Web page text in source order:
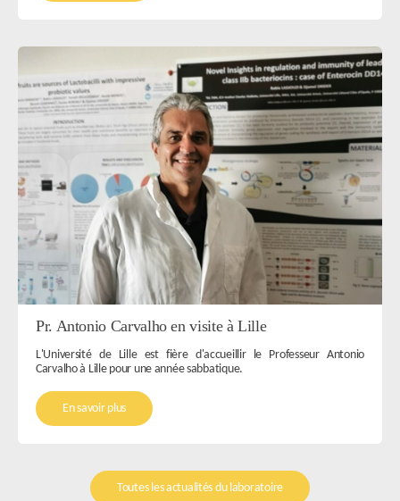
Pr. Antonio Carvalho en visite à Lille
L'Université de Lille est fière d'accueillir le Professeur Antonio
Carvalho à Lille pour une année sabbatique.
En savoir plus
Toutes les actualités du laboratoire